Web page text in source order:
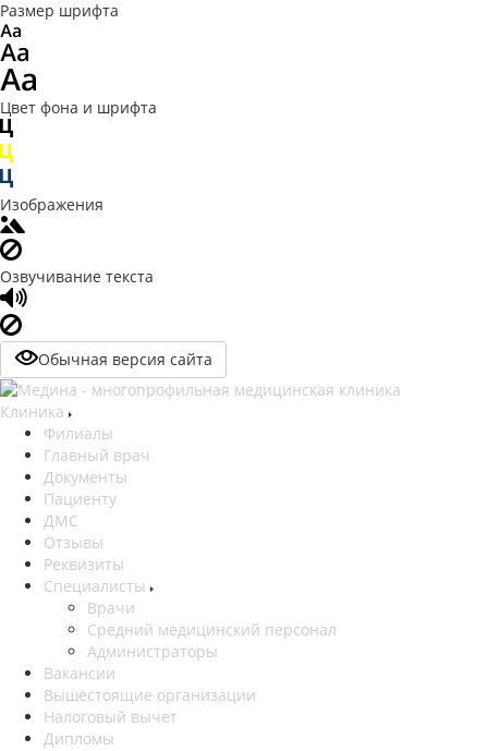
Размер шрифта
Цвет фона и шрифта
Изображения
Озвучивание текста
Обычная версия сайта
Клиника
Филиалы
Главный врач
Документы
Пациенту
ДМС
Отзывы
Реквизиты
Специалисты
Врачи
Средний медицинский персонал
Администраторы
Вакансии
Вышестоящие организации
Налоговый вычет
Дипломы